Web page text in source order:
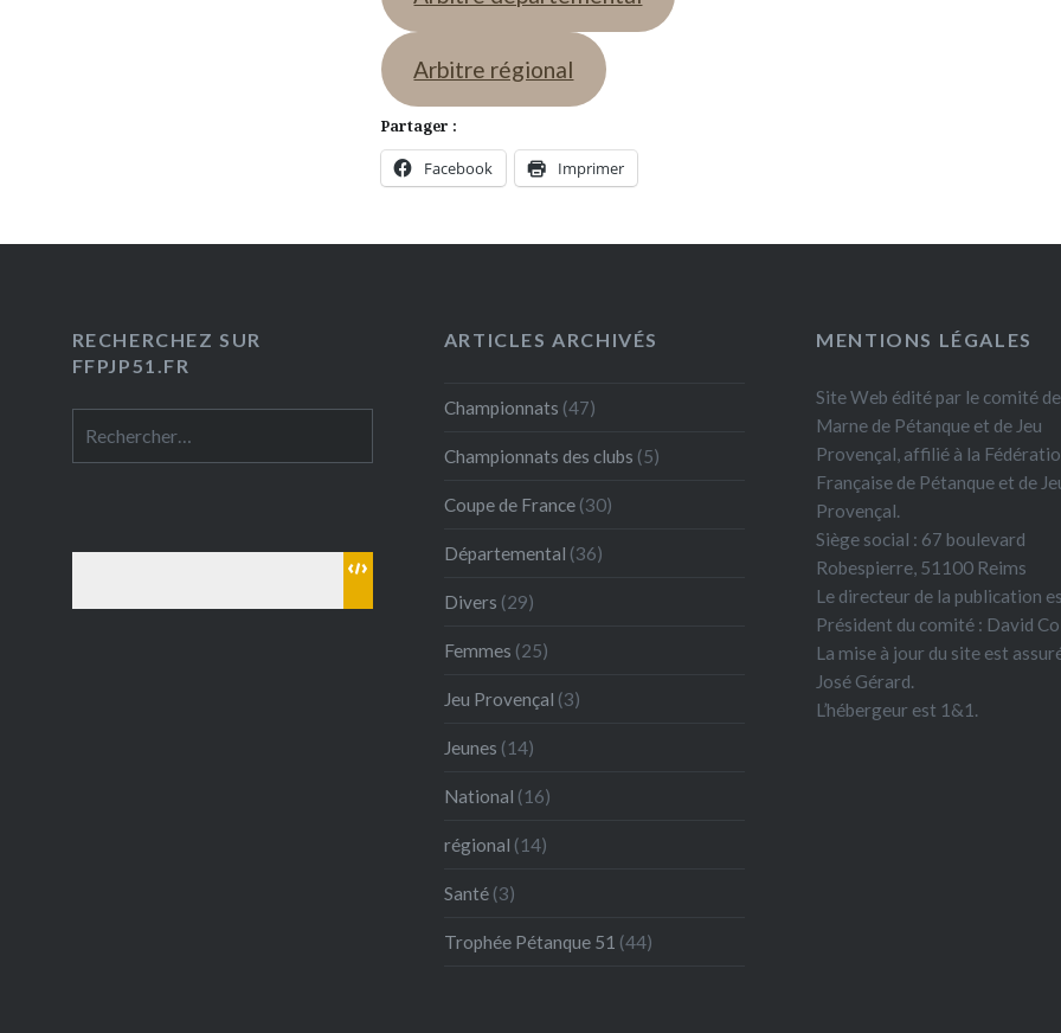
Arbitre régional
Partager :
Facebook Imprimer
RECHERCHEZ SUR
FFPJP51.FR
ARTICLES ARCHIVÉS
Championnats (47)
Championnats des clubs (5)
Coupe de France(30)
Départemental (36)
Divers (29)
Femmes (25)
Jeu Provençal (3)
Jeunes (14)
National (16)
régional (14)
Santé(3)
Trophée Pétanque 51 (44)
MENTIONS LÉGALES
Site Web édité par le comité
Marne de Pétanque et de Jeu
Provençal, affilié à la
Française de Pétanque et de
Provençal.
Siège social : 67 boulevard
Robespierre, 51100 Reims
Le directeur de la publication
Président du comité : David
La mise à jour du site est
José Gérard.
L’hébergeur est 1&1.